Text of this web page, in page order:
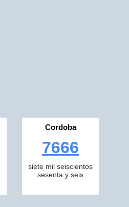
Cordoba
7666
siete mil seiscientos
sesenta y seis